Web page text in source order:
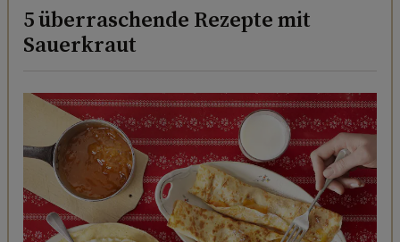
5 überraschende Rezepte mit
Sauerkraut